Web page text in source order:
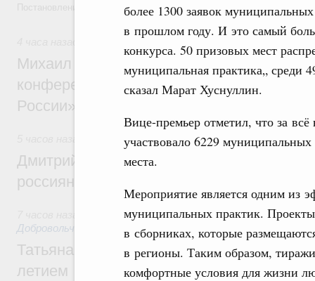
более 1300 заявок
в прошлом году. И это самый
конкурса. 50 призовых мест
муниципальная практика„ среди
сказал Марат Хуснуллин.
Вице-премьер отметил, что за
участвовало 6229
места.
Мероприятие является одним из
муниципальных практик.
в сборниках, которые
в регионы. Таким образом,
комфортные условия для жизни
Постановление от 5 августа 2026 года №978
Отрасль информационных технологий
Михаил Мишустин дал поручения по
конференции «Цифровая индустрия
России»
Спорт высших достижений и массовый
Дмитрий Чернышенко и Михаил
россиян с Днём физкультурника
Социальные инновации. Некоммерческие
Добровольчество и волонтёрство. Благотворительность
Татьяна Голикова поздравила
летием